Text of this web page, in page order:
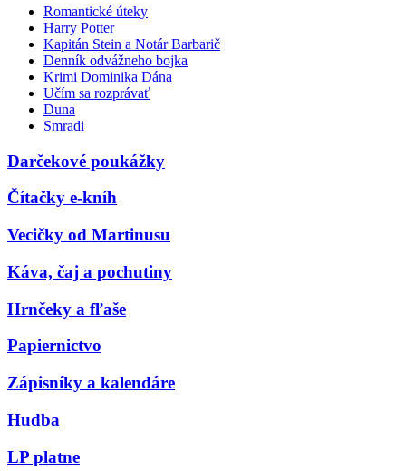
Romantické úteky
Harry Potter
Kapitán Stein a Notár Barbarič
Denník odvážneho bojka
Krimi Dominika Dána
Učím sa rozprávať
Duna
Smradi
Darčekové poukážky
Čítačky e-kníh
Vecičky od Martinusu
Káva, čaj a pochutiny
Hrnčeky a fľaše
Papiernictvo
Zápisníky a kalendáre
Hudba
LP platne